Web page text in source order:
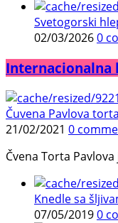
Svetogorski
02/03/20260
Internacionalna
Čuvena Pavlova
21/02/2021 0
Čvena Torta
Knedle sa
07/05/20190